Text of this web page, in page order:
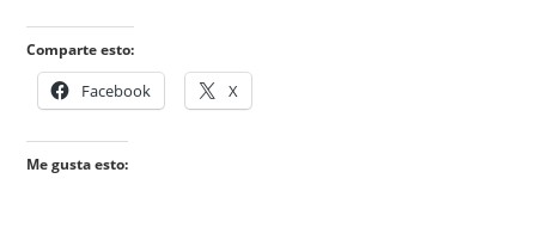
Comparte esto:
Facebook X
Me gusta esto: